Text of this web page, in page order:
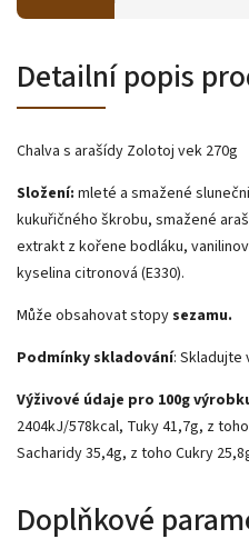
Detailní popis
Chalva s arašídy Zolotoj vek 270g
Složení: mleté a smažené
kukuřičného škrobu, smažené
extrakt z kořene bodláku,
kyselina citronová (E330).
Může obsahovat stopysezamu.
Podmínky skladování: Skladujte
Výživové údaje pro 100g
2404kJ/578kcal, Tuky 41,7g, z
Sacharidy 35,4g, z toho Cukry
Doplňkové